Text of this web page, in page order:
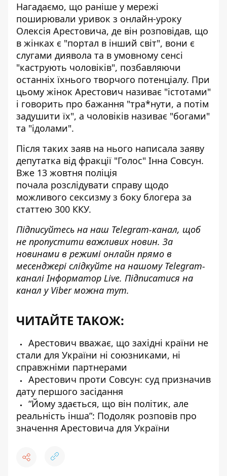
Нагадаємо, що раніше у мережі
поширювали уривок з онлайн-уроку
Олексія Арестовича, де він розповідав, що
в жінках є "портал в інший світ", вони є
слугами диявола та в умовному сенсі
"каструють чоловіків", позбавляючи
останніх їхнього творчого потенціалу. При
цьому жінок Арестович називає "істотами"
і говорить про бажання "тра*нути, а потім
задушити їх", а чоловіків називає "богами"
та "ідолами".
Після таких заяв на нього написала заяву
депутатка від фракції "Голос" Інна Совсун.
Вже 13 жовтня поліція
почала розслідувати справу щодо
можливого сексизму з боку блогера за
статтею 300 ККУ.
Підписуйтесь на наш Telegram-канал, щоб
не пропустити важливих новин. За
новинами в режимі онлайн прямо в
месенджері слідкуйте на нашому Telegram-
каналіІнформатор Live. Підписатися на
канал у Viber можна тут.
ЧИТАЙТЕ ТАКОЖ:
Арестович вважає, що західні країни не
стали для України ні союзниками, ні
справжніми партнерами
Арестович проти Совсун: суд призначив
дату першого засідання
“Йому здається, що він політик, але
реальність інша”: Подоляк розповів про
значення Арестовича для України